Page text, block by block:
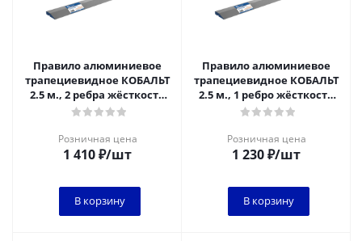
Правило алюминиевое
трапециевидное КОБАЛЬТ
2.5 м., 2 ребра жёсткости
(912-020)
Розничная цена
1 410₽/шт
В корзину
Правило алюминиевое
трапециевидное КОБАЛЬТ
2.5 м., 1 ребро жёсткости
(911-979)
Розничная цена
1 230₽/шт
В корзину